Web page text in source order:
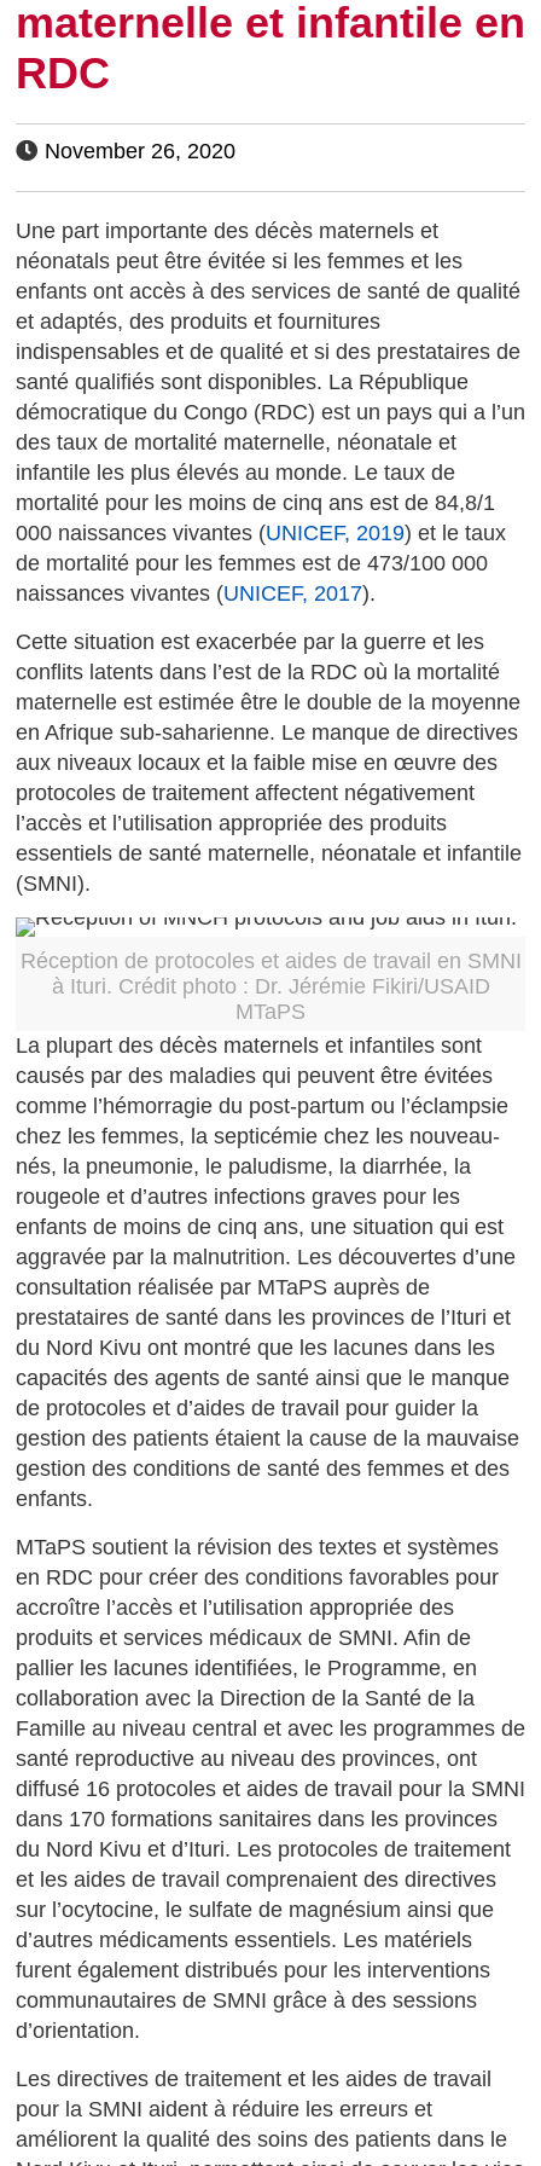
maternelle et infantile en
RDC
November 26, 2020
Une part importante des décès maternels et
néonatals peut être évitée si les femmes et les
enfants ont accès à des services de santé de qualité
et adaptés, des produits et fournitures
indispensables et de qualité et si des prestataires de
santé qualifiés sont disponibles. La République
démocratique du Congo (RDC) est un pays qui a l’un
des taux de mortalité maternelle, néonatale et
infantile les plus élevés au monde. Le taux de
mortalité pour les moins de cinq ans est de 84,8/1
000 naissances vivantes (UNICEF, 2019) et le taux
de mortalité pour les femmes est de 473/100 000
naissances vivantes (UNICEF, 2017).
Cette situation est exacerbée par la guerre et les
conflits latents dans l’est de la RDC où la mortalité
maternelle est estimée être le double de la moyenne
en Afrique sub-saharienne. Le manque de directives
aux niveaux locaux et la faible mise en œuvre des
protocoles de traitement affectent négativement
l’accès et l’utilisation appropriée des produits
essentiels de santé maternelle, néonatale et infantile
(SMNI).
Réception de protocoles et aides de travail en SMNI
à Ituri. Crédit photo : Dr. Jérémie Fikiri/USAID
MTaPS
La plupart des décès maternels et infantiles sont
causés par des maladies qui peuvent être évitées
comme l’hémorragie du post-partum ou l’éclampsie
chez les femmes, la septicémie chez les nouveau-
nés, la pneumonie, le paludisme, la diarrhée, la
rougeole et d’autres infections graves pour les
enfants de moins de cinq ans, une situation qui est
aggravée par la malnutrition. Les découvertes d’une
consultation réalisée par MTaPS auprès de
prestataires de santé dans les provinces de l’Ituri et
du Nord Kivu ont montré que les lacunes dans les
capacités des agents de santé ainsi que le manque
de protocoles et d’aides de travail pour guider la
gestion des patients étaient la cause de la mauvaise
gestion des conditions de santé des femmes et des
enfants.
MTaPS soutient la révision des textes et systèmes
en RDC pour créer des conditions favorables pour
accroître l’accès et l’utilisation appropriée des
produits et services médicaux de SMNI. Afin de
pallier les lacunes identifiées, le Programme, en
collaboration avec la Direction de la Santé de la
Famille au niveau central et avec les programmes de
santé reproductive au niveau des provinces, ont
diffusé 16 protocoles et aides de travail pour la SMNI
dans 170 formations sanitaires dans les provinces
du Nord Kivu et d’Ituri. Les protocoles de traitement
et les aides de travail comprenaient des directives
sur l’ocytocine, le sulfate de magnésium ainsi que
d’autres médicaments essentiels. Les matériels
furent également distribués pour les interventions
communautaires de SMNI grâce à des sessions
d’orientation.
Les directives de traitement et les aides de travail
pour la SMNI aident à réduire les erreurs et
améliorent la qualité des soins des patients dans le